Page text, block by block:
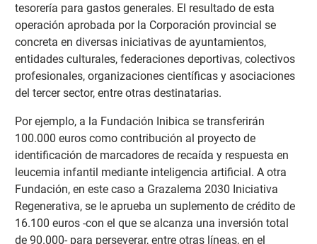
tesorería para gastos generales. El resultado de esta
operación aprobada por la Corporación provincial se
concreta en diversas iniciativas de ayuntamientos,
entidades culturales, federaciones deportivas, colectivos
profesionales, organizaciones científicas y asociaciones
del tercer sector, entre otras destinatarias.
Por ejemplo, a la Fundación Inibica se transferirán
100.000 euros como contribución al proyecto de
identificación de marcadores de recaída y respuesta en
leucemia infantil mediante inteligencia artificial. A otra
Fundación, en este caso a Grazalema 2030 Iniciativa
Regenerativa, se le aprueba un suplemento de crédito de
16.100 euros -con el que se alcanza una inversión total
de 90.000- para perseverar, entre otras líneas, en el